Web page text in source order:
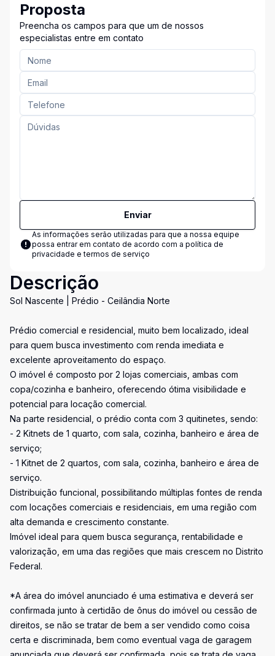
Proposta
Preencha os campos para que um de nossos
especialistas entre em contato
Enviar
As informações serão utilizadas para que a nossa equipe
possa entrar em contato de acordo com a política de
privacidade e termos de serviço
Descrição
Sol Nascente | Prédio - Ceilândia Norte
Prédio comercial e residencial, muito bem localizado, ideal
para quem busca investimento com renda imediata e
excelente aproveitamento do espaço.
O imóvel é composto por 2 lojas comerciais, ambas com
copa/cozinha e banheiro, oferecendo ótima visibilidade e
potencial para locação comercial.
Na parte residencial, o prédio conta com 3 quitinetes, sendo:
- 2 Kitnets de 1 quarto, com sala, cozinha, banheiro e área de
serviço;
- 1 Kitnet de 2 quartos, com sala, cozinha, banheiro e área de
serviço.
Distribuição funcional, possibilitando múltiplas fontes de renda
com locações comerciais e residenciais, em uma região com
alta demanda e crescimento constante.
Imóvel ideal para quem busca segurança, rentabilidade e
valorização, em uma das regiões que mais crescem no Distrito
Federal.
*A área do imóvel anunciado é uma estimativa e deverá ser
confirmada junto à certidão de ônus do imóvel ou cessão de
direitos, se não se tratar de bem a ser vendido como coisa
certa e discriminada, bem como eventual vaga de garagem